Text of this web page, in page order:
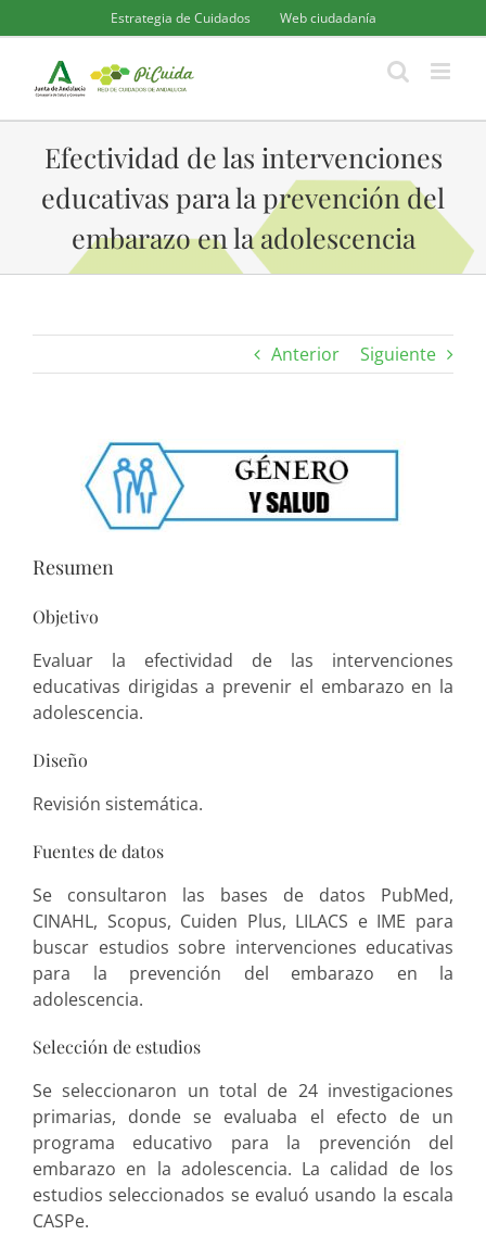
al
contenido
Estrategia de Cuidados Web ciudadanía
Efectividad de las intervenciones
educativas para la prevención del
embarazo en la adolescencia
Anterior Siguiente
Resumen
Objetivo
Evaluar la efectividad de las intervenciones
educativas dirigidas a prevenir el embarazo en la
adolescencia.
Diseño
Revisión sistemática.
Fuentes de datos
Se consultaron las bases de datos PubMed,
CINAHL, Scopus, Cuiden Plus, LILACS e IME para
buscar estudios sobre intervenciones educativas
para la prevención del embarazo en la
adolescencia.
Selección de estudios
Se seleccionaron un total de 24 investigaciones
primarias, donde se evaluaba el efecto de un
programa educativo para la prevención del
embarazo en la adolescencia. La calidad de los
estudios seleccionados se evaluó usando la escala
CASPe.